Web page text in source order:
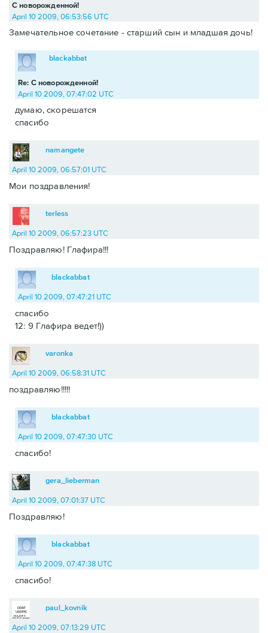
С новорожденной!
April 10 2009, 06:53:56 UTC
Замечательное сочетание - старший сын и младшая дочь!
Re: С новорожденной!
blackabbat
April 10 2009, 07:47:02 UTC
думаю, скорешатся
спасибо
namangete
April 10 2009, 06:57:01 UTC
Мои поздравления!
terless
April 10 2009, 06:57:23 UTC
Поздравляю! Глафира!!!
blackabbat
April 10 2009, 07:47:21 UTC
спасибо
12: 9 Глафира ведет!))
varonka
April 10 2009, 06:58:31 UTC
поздравляю!!!!!
blackabbat
April 10 2009, 07:47:30 UTC
спасибо!
gera_lieberman
April 10 2009, 07:01:37 UTC
Поздравляю!
blackabbat
April 10 2009, 07:47:38 UTC
спасибо!
paul_kovnik
April 10 2009, 07:13:29 UTC